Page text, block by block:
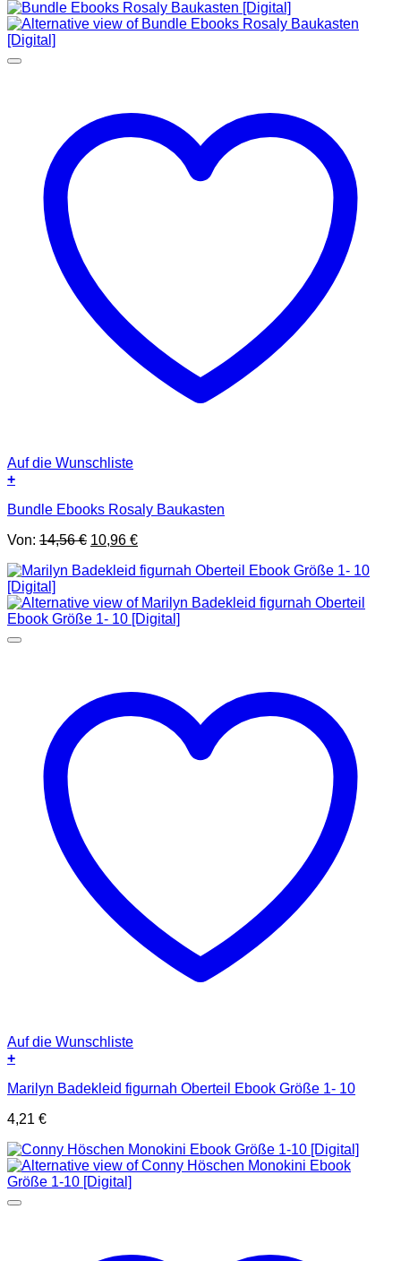
Auf die Wunschliste
+
Bundle Ebooks Rosaly Baukasten
Von: 14,56€ Ursprünglicher
war:
10,96 €Aktueller
ist:
Auf die Wunschliste
+
Marilyn Badekleid figurnah Oberteil Ebook Größe 1- 10
4,21 €